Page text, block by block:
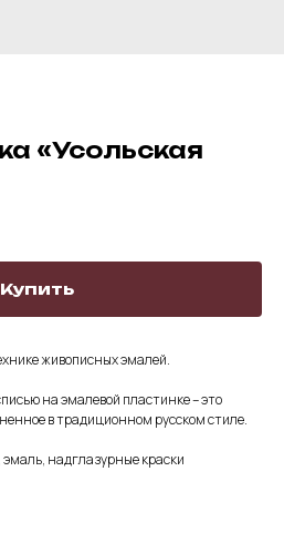
«Усольская
Купить
живописных эмалей.
на эмалевой пластинке – это
в традиционном русском стиле.
надглазурные краски